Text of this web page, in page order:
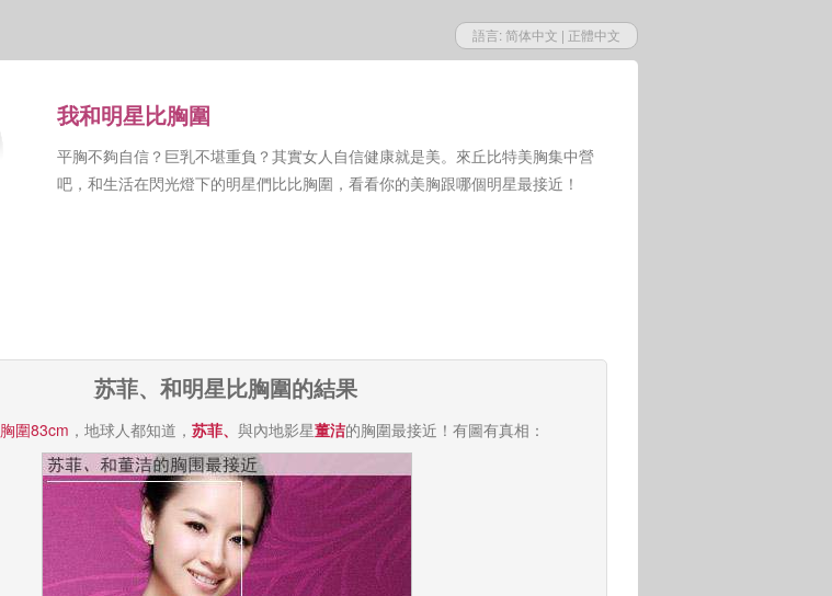
語言: 简体中文 | 正體中文
我和明星比胸圍
平胸不夠自信？巨乳不堪重負？其實女人自信健康就是美。來丘比特美胸集中營
吧，和生活在閃光燈下的明星們比比胸圍，看看你的美胸跟哪個明星最接近！
苏菲、和明星比胸圍的結果
胸圍83cm ，地球人都知道， 苏菲、 與內地影星董洁的胸圍最接近！有圖有真相：